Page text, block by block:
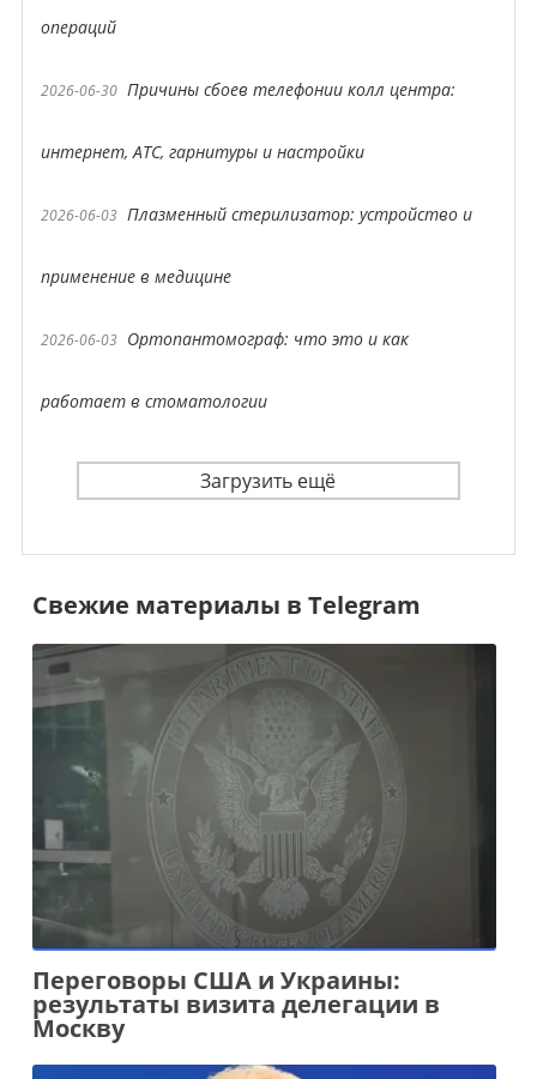
операций
2026-06-30 Причины сбоев телефонии колл центра:
интернет, АТС, гарнитуры и настройки
2026-06-03 Плазменный стерилизатор: устройство и
применение в медицине
2026-06-03 Ортопантомограф: что это и как
работает в стоматологии
Загрузить ещё
Свежие материалы в Telegram
Переговоры США и Украины:
результаты визита делегации в
Москву